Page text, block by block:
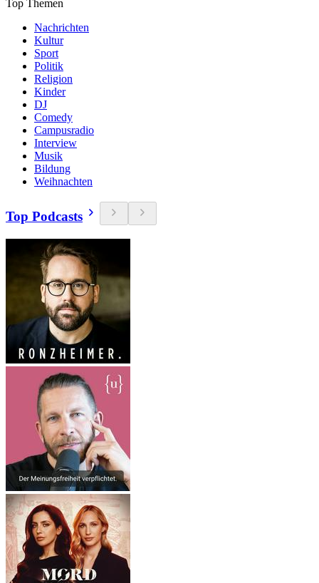
Top Themen
Nachrichten
Kultur
Sport
Politik
Religion
Kinder
DJ
Comedy
Campusradio
Interview
Musik
Bildung
Weihnachten
Top Podcasts